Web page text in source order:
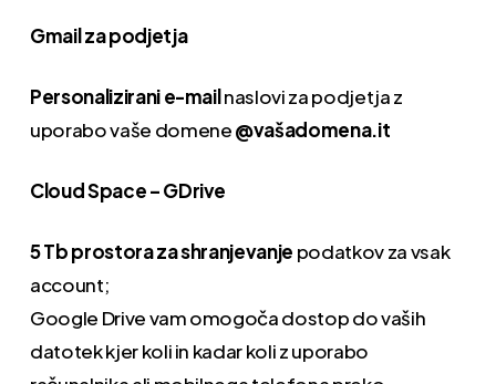
Gmail za podjetja
Personalizirani e-mailnaslovi za podjetja z
uporabo vaše domene@vašadomena.it
Cloud Space – GDrive
5 Tb prostora za shranjevanje podatkov za vsak
account;
Google Drive vam omogoča dostop do vaših
datotek kjer koli in kadar koli z uporabo